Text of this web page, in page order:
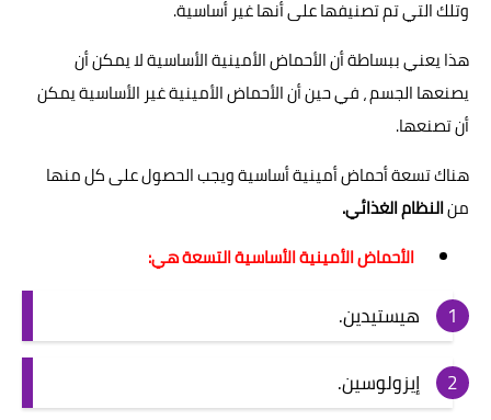
وتلك التي تم تصنيفها على أنها غير أساسية.
هذا يعني ببساطة أن الأحماض الأمينية الأساسية لا يمكن أن
يصنعها الجسم ، في حين أن الأحماض الأمينية غير الأساسية يمكن
أن تصنعها.
هناك تسعة أحماض أمينية أساسية ويجب الحصول على كل منها
منالنظام الغذائي.
الأحماض الأمينية الأساسية التسعة هي:
هيستيدين.
إيزولوسين.